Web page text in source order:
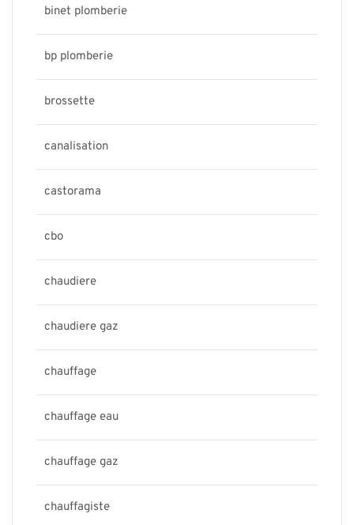
binet plomberie
bp plomberie
brossette
canalisation
castorama
cbo
chaudiere
chaudiere gaz
chauffage
chauffage eau
chauffage gaz
chauffagiste